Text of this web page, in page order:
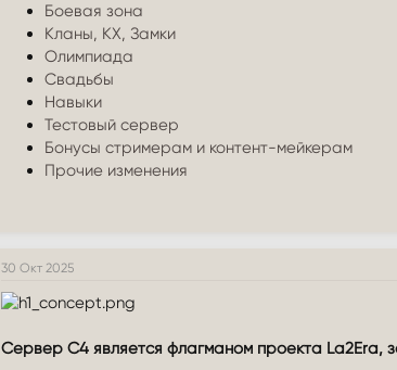
Боевая зона
Кланы, КХ, Замки
Олимпиада
Свадьбы
Навыки
Тестовый сервер
Бонусы стримерам и контент-мейкерам
Прочие изменения
30 Окт 2025
Сервер C4 является флагманом проекта La2Era,